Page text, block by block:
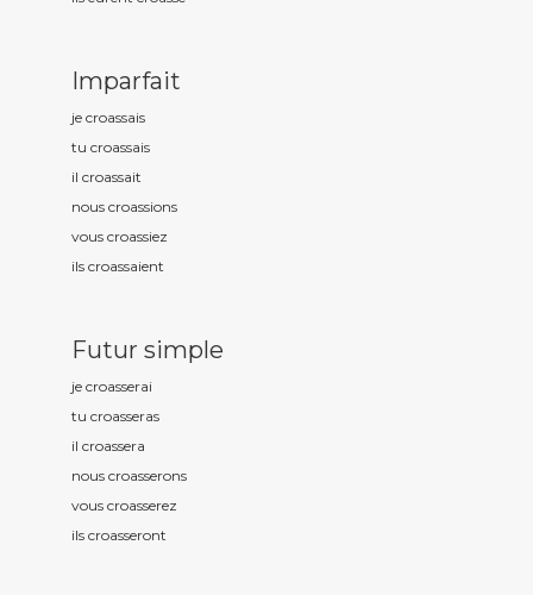
Imparfait
je croassais
tu croassais
il croassait
nous croassions
vous croassiez
ils croassaient
Futur simple
je croasserai
tu croasseras
il croassera
nous croasserons
vous croasserez
ils croasseront